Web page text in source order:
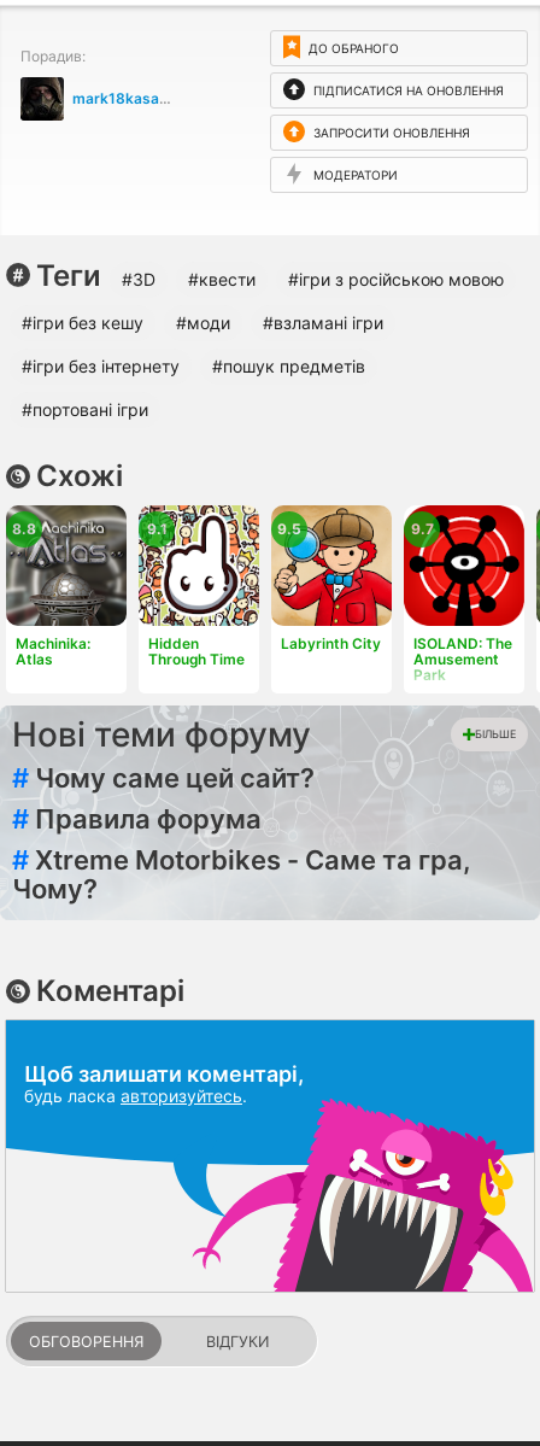
Порадив:
mark18kasanov
ДО ОБРАНОГО
ПІДПИСАТИСЯ НА ОНОВЛЕННЯ
ЗАПРОСИТИ ОНОВЛЕННЯ
МОДЕРАТОРИ
Теги #3D #квести #ігри з російською мовою
#ігри без кешу #моди #взламані ігри
#ігри без інтернету #пошук предметів
#портовані ігри
Схожі
Machinika:
Atlas
8.8
Hidden
Through Time
9.1
Labyrinth City
9.5
ISOLAND: The
Amusement
Park
9.7
Нові теми форуму БІЛЬШЕ
# Чому саме цей сайт?
# Правила форума
# Xtreme Motorbikes - Саме та гра,
Чому?
Коментарі
Щоб залишати коментарі,
будь ласка авторизуйтесь.
ОБГОВОРЕННЯ ВІДГУКИ